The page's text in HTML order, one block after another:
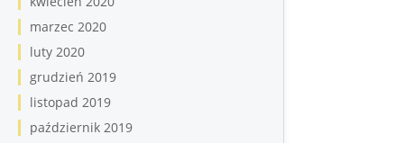
marzec 2020
luty 2020
grudzień 2019
listopad 2019
październik 2019